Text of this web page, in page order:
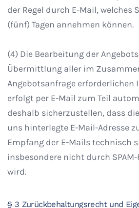
der Regel durch E-Mail, welches
(fünf) Tagen annehmen können.
(4) Die Bearbeitung der
Übermittlung aller im
Angebotsanfrage erforderlichen
erfolgt per E-Mail zum Teil
deshalb sicherzustellen, dass
uns hinterlegte E-Mail-Adresse
Empfang der E-Mails technisch
insbesondere nicht durch
wird.
§ 3 Zurückbehaltungsrecht und